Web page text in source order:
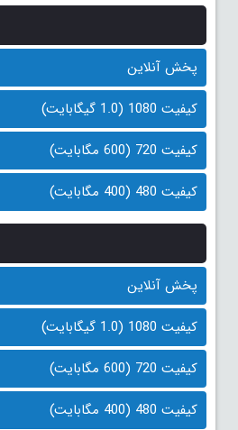
پخش آنلاین
کیفیت 1080 (1.0 گیگابایت)
کیفیت 720 (600 مگابایت)
کیفیت 480 (400 مگابایت)
پخش آنلاین
کیفیت 1080 (1.0 گیگابایت)
کیفیت 720 (600 مگابایت)
کیفیت 480 (400 مگابایت)